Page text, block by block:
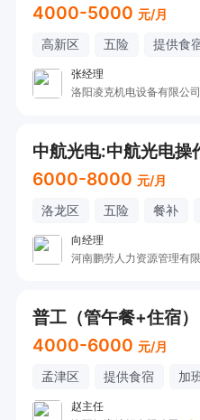
4000-5000 元/月
高新区 五险 提供食
张经理
洛阳凌克机电设备有限公司
中航光电:中航光电操
6000-8000 元/月
洛龙区 五险 餐补
向经理
河南鹏劳人力资源管理有
普工（管午餐+住宿）
4000-6000 元/月
孟津区 提供食宿 加
赵主任